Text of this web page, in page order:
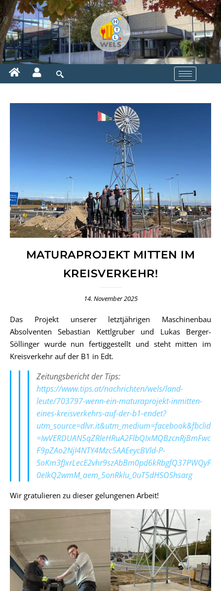
MATURAPROJEKT MITTEN IM
KREISVERKEHR!
14. November 2025
Das Projekt unserer letztjährigen Maschinenbau
Absolventen Sebastian Kettlgruber und Lukas Berger-
Söllinger wurde nun fertiggestellt und steht mitten im
Kreisverkehr auf der B1 in Edt.
Zeitungsbericht der Tips:
https://www.tips.at/nachrichten/wels/land-
leute/703797-wenn-ein-maturaprojekt-inmitten-
eines-kreisverkehrs-auf-der-b1-endet?
utm_source=dlvr.it&utm_medium=facebook&fbclid
=IwVERDUAN5qZRleHRuA2FlbQIxMQBzcnRjBmFwc
F9pZAo2NjI4NTY4Mzc5AAEeycBVld-P-
SoKm3fJxrLecE2vhr9szAbBm0pd6kRbgfQ37PWQyF
0eIkQ2wmM_aem_5onRklu_0uT5dHSOShsarg
Wir gratulieren zu dieser gelungenen Arbeit!